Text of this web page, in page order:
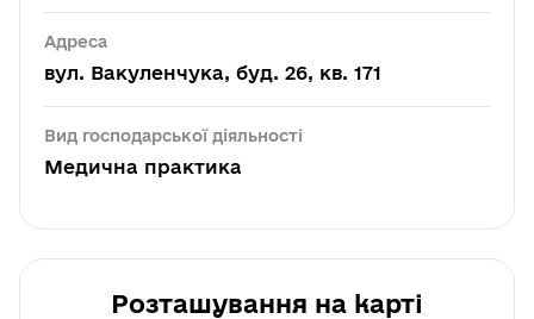
Адреса
вул. Вакуленчука, буд. 26, кв. 171
Вид господарської діяльності
Медична практика
Розташування на карті